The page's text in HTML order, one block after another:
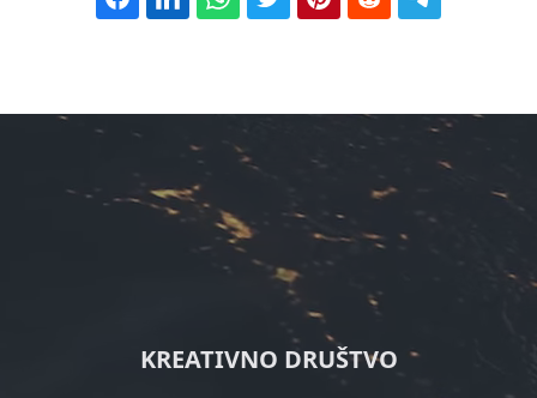
KREATIVNO DRUŠTVO